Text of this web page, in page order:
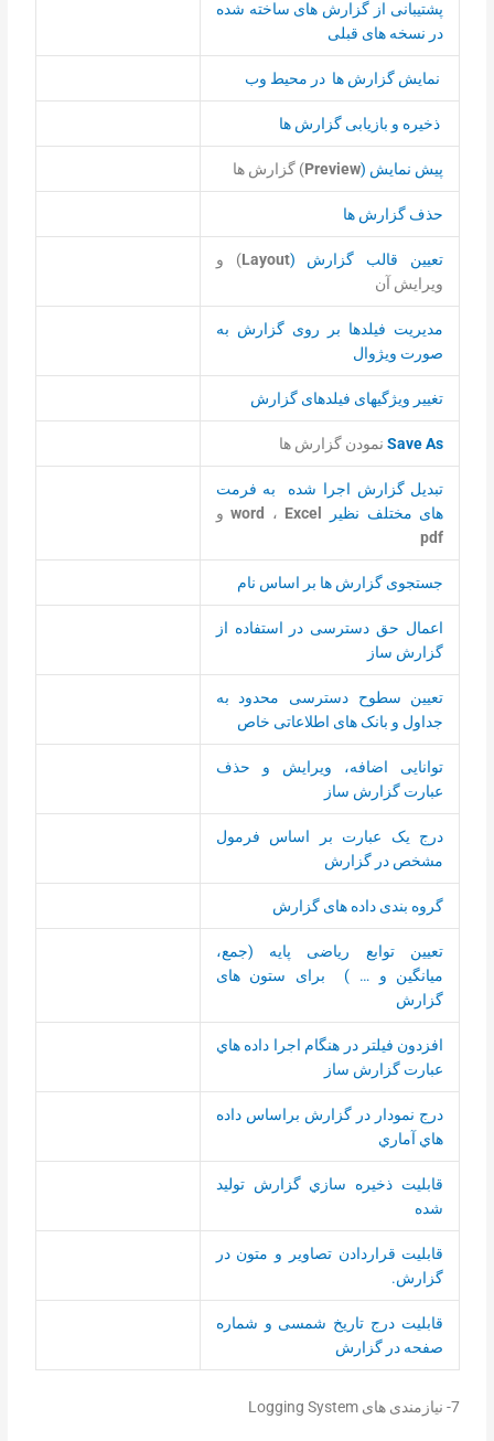
پشتیبانی از گزارش های ساخته شده
در نسخه های قبلی
نمایش گزارش ها در محیط وب
ذخیره و بازیابی گزارش ها
پیش نمایش (Preview) گزارش ها
حذف گزارش ها
تعیین قالب گزارش (Layout) و
ویرایش آن
مديريت فیلدها بر روی گزارش به
صورت ویژوال
تغییر ویژگیهای فیلدهای گزارش
Save Asنمودن گزارش ها
تبدیل گزارش اجرا شده به فرمت
های مختلف نظیر
word ، Excel
و
pdf
جستجوی گزارش ها بر اساس نام
اعمال حق دسترسی در استفاده از
گزارش ساز
تعیین سطوح دسترسی محدود به
جداول و بانک های اطلاعاتی خاص
توانایی اضافه، ویرایش و حذف
عبارت گزارش ساز
درج یک عبارت بر اساس فرمول
مشخص در گزارش
گروه بندی داده های گزارش
تعیین توابع ریاضی پایه (جمع،
میانگین و … ) برای ستون های
گزارش
افزدون فیلتر در هنگام اجرا داده هاي
عبارت گزارش ساز
درج نمودار در گزارش براساس داده
هاي آماري
قابلیت ذخيره سازي گزارش تولید
شده
قابلیت قراردادن تصاوير و متون‏ در
گزارش.
قابلیت درج تاریخ شمسی و شماره
صفحه در گزارش
7- نیازمندی های Logging System